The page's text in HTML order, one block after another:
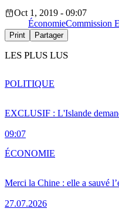
Oct 1, 2019 - 09:07
ÉconomieCommission
Print Partager
LES PLUS LUS
EXCLUSIF : L'Islande
09:07
POLITIQUE
Merci la Chine : elle a sauvé
27.07.2026
ÉCONOMIE